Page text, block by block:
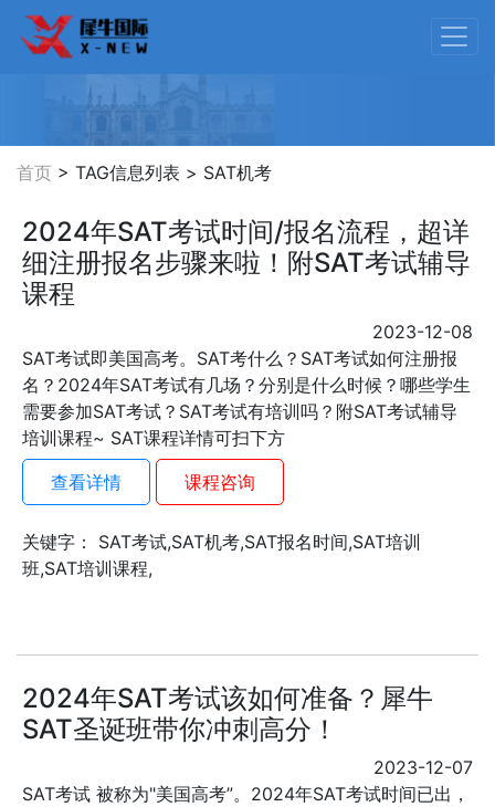
首页 > TAG信息列表 > SAT机考
2024年SAT考试时间/报名流程，超详
细注册报名步骤来啦！附SAT考试辅导
课程
2023-12-08
SAT考试即美国高考。SAT考什么？SAT考试如何注册报
名？2024年SAT考试有几场？分别是什么时候？哪些学生
需要参加SAT考试？SAT考试有培训吗？附SAT考试辅导
培训课程~ SAT课程详情可扫下方
查看详情
课程咨询
关键字： SAT考试,SAT机考,SAT报名时间,SAT培训
班,SAT培训课程,
2024年SAT考试该如何准备？犀牛
SAT圣诞班带你冲刺高分！
2023-12-07
SAT考试 被称为"美国高考”。2024年SAT考试时间已出，